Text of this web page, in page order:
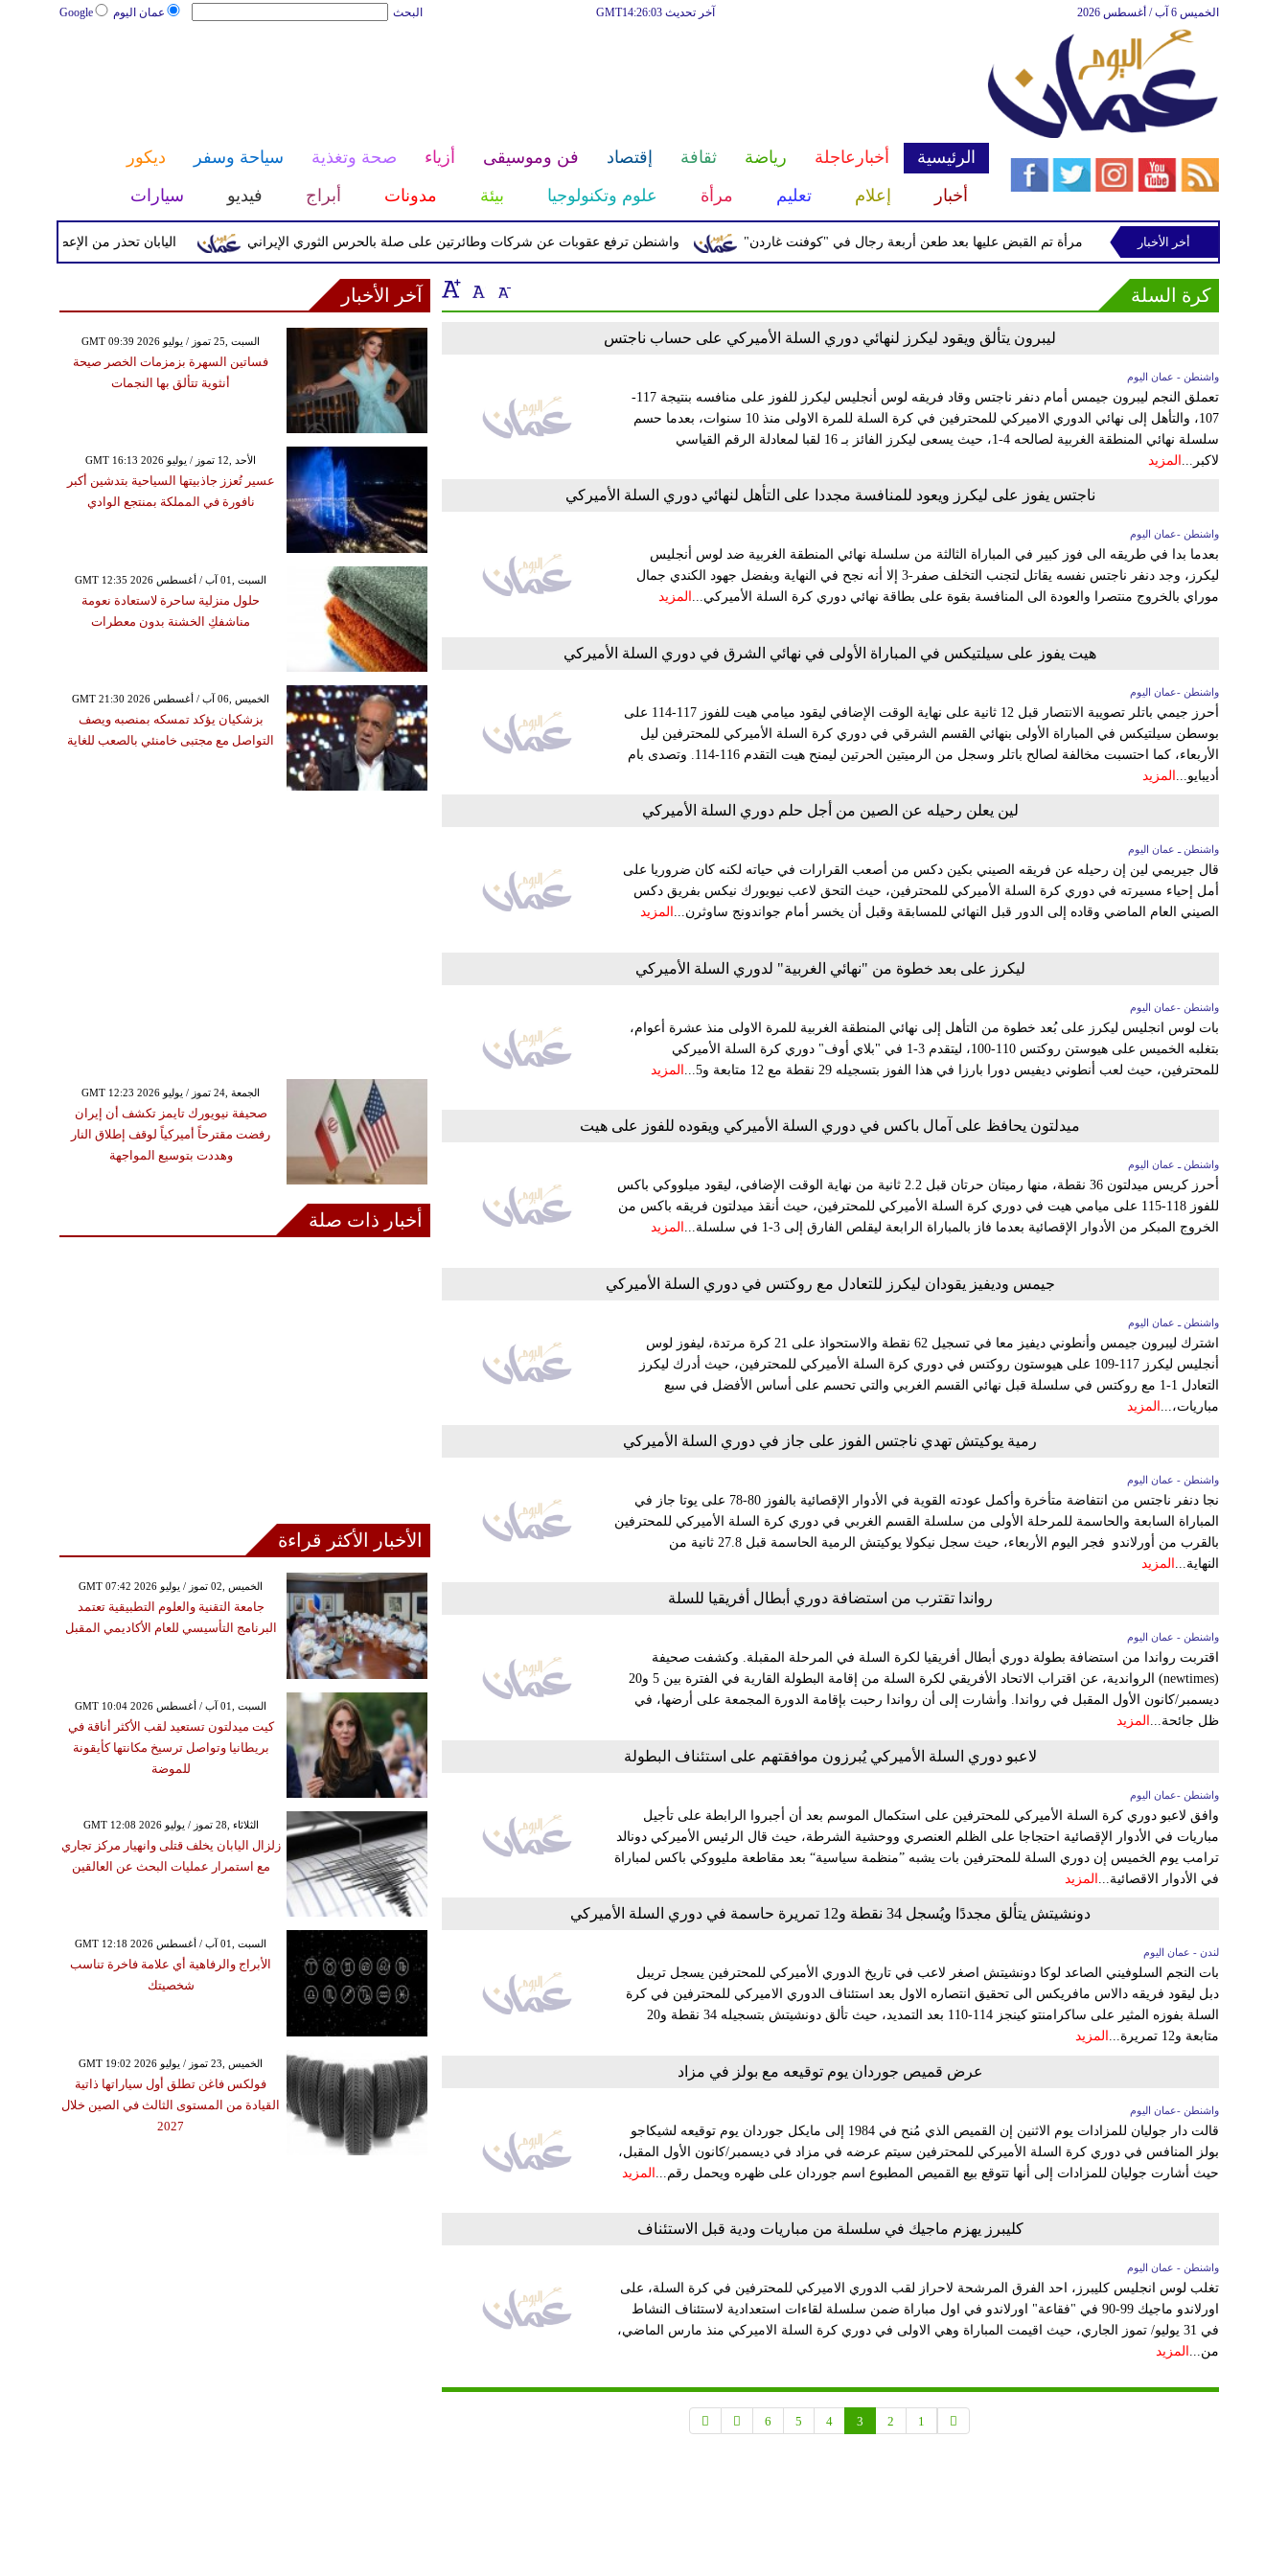
عمان اليوم Google البحث آخر تحديث GMT14:26:03 الخميس 6 آب / أغسطس 2026
الرئيسية أخبارعاجلة رياضة ثقافة إقتصاد فن وموسيقى أزياء صحة وتغذية سياحة وسفر
ديكور
أخبار
إعلام تعليم مرأة علوم وتكنولوجيا بيئة مدونات أبراج فيديو سيارات
اليابان تحذر من الإعصار دولفين واشنطن ترفع عقوبات عن شركات وطائرتين على صلة بالحرس الثوري الإيراني الشرطة تعتقل إمرأة تم القبض عليها بعد طعن أربعة رجال في "كوفنت غاردن"
أخر الأخبار
كرة السلة
ليبرون يتألق ويقود ليكرز لنهائي دوري السلة الأميركي على حساب ناجتس
واشنطن - عمان اليوم
تعملق النجم ليبرون جيمس أمام دنفر ناجتس وقاد فريقه لوس أنجليس ليكرز للفوز على منافسه بنتيجة 117-
107، والتأهل إلى نهائي الدوري الاميركي للمحترفين في كرة السلة للمرة الاولى منذ 10 سنوات، بعدما حسم
سلسلة نهائي المنطقة الغربية لصالحه 4-1، حيث يسعى ليكرز الفائز بـ 16 لقبا لمعادلة الرقم القياسي
لاكبر... المزيد
ناجتس يفوز على ليكرز ويعود للمنافسة مجددا على التأهل لنهائي دوري السلة الأميركي
واشنطن -عمان اليوم
بعدما بدا في طريقه الى فوز كبير في المباراة الثالثة من سلسلة نهائي المنطقة الغربية ضد لوس أنجليس
ليكرز، وجد دنفر ناجتس نفسه يقاتل لتجنب التخلف صفر-3 إلا أنه نجح في النهاية وبفضل جهود الكندي جمال
موراي بالخروج منتصرا والعودة الى المنافسة بقوة على بطاقة نهائي دوري كرة السلة الأميركي... المزيد
هيت يفوز على سيلتيكس في المباراة الأولى في نهائي الشرق في دوري السلة الأميركي
واشنطن -عمان اليوم
أحرز جيمي باتلر تصويبة الانتصار قبل 12 ثانية على نهاية الوقت الإضافي ليقود ميامي هيت للفوز 117-114 على
بوسطن سيلتيكس في المباراة الأولى بنهائي القسم الشرقي في دوري كرة السلة الأميركي للمحترفين ليل
الأربعاء، كما احتسبت مخالفة لصالح باتلر وسجل من الرميتين الحرتين ليمنح هيت التقدم 116-114. وتصدى بام
أديبايو...
المزيد
لين يعلن رحيله عن الصين من أجل حلم دوري السلة الأميركي
واشنطن ـ عمان اليوم
قال جيريمي لين إن رحيله عن فريقه الصيني بكين دكس من أصعب القرارات في حياته لكنه كان ضروريا على
أمل إحياء مسيرته في دوري كرة السلة الأميركي للمحترفين، حيث التحق لاعب نيويورك نيكس بفريق دكس
الصيني العام الماضي وقاده إلى الدور قبل النهائي للمسابقة وقبل أن يخسر أمام جواندونج ساوثرن... المزيد
ليكرز على بعد خطوة من "نهائي الغربية" لدوري السلة الأميركي
واشنطن -عمان اليوم
بات لوس انجليس ليكرز على بُعد خطوة من التأهل إلى نهائي المنطقة الغربية للمرة الاولى منذ عشرة أعوام،
بتغلبه الخميس على هيوستن روكتس 110-100، ليتقدم 3-1 في "بلاي أوف" دوري كرة السلة الأميركي
للمحترفين، حيث لعب أنطوني ديفيس دورا بارزا في هذا الفوز بتسجيله 29 نقطة مع 12 متابعة و5...
المزيد
ميدلتون يحافظ على آمال باكس في دوري السلة الأميركي ويقوده للفوز على هيت
واشنطن ـ عمان اليوم
أحرز كريس ميدلتون 36 نقطة، منها رميتان حرتان قبل 2.2 ثانية من نهاية الوقت الإضافي، ليقود ميلووكي باكس
للفوز 118-115 على ميامي هيت في دوري كرة السلة الأميركي للمحترفين، حيث أنقذ ميدلتون فريقه باكس من
الخروج المبكر من الأدوار الإقصائية بعدما فاز بالمباراة الرابعة ليقلص الفارق إلى 3-1 في سلسلة...
المزيد
جيمس وديفيز يقودان ليكرز للتعادل مع روكتس في دوري السلة الأميركي
واشنطن ـ عمان اليوم
اشترك ليبرون جيمس وأنطوني ديفيز معا في تسجيل 62 نقطة والاستحواذ على 21 كرة مرتدة، ليفوز لوس
أنجليس ليكرز 117-109 على هيوستون روكتس في دوري كرة السلة الأميركي للمحترفين، حيث أدرك ليكرز
التعادل 1-1 مع روكتس في سلسلة قبل نهائي القسم الغربي والتي تحسم على أساس الأفضل في سبع
مباريات،... المزيد
رمية يوكيتش تهدي ناجتس الفوز على جاز في دوري السلة الأميركي
واشنطن - عمان اليوم
نجا دنفر ناجتس من انتفاضة متأخرة وأكمل عودته القوية في الأدوار الإقصائية بالفوز 80-78 على يوتا جاز في
المباراة السابعة والحاسمة للمرحلة الأولى من سلسلة القسم الغربي في دوري كرة السلة الأميركي للمحترفين
بالقرب من أورلاندو فجر اليوم الأربعاء، حيث سجل نيكولا يوكيتش الرمية الحاسمة قبل 27.8 ثانية من
النهاية...
المزيد
رواندا تقترب من استضافة دوري أبطال أفريقيا للسلة
واشنطن - عمان اليوم
اقتربت رواندا من استضافة بطولة دوري أبطال أفريقيا لكرة السلة في المرحلة المقبلة. وكشفت صحيفة
(newtimes) الرواندية، عن اقتراب الاتحاد الأفريقي لكرة السلة من إقامة البطولة القارية في الفترة بين 5 و20
ديسمبر/كانون الأول المقبل في رواندا. وأشارت إلى أن رواندا رحبت بإقامة الدورة المجمعة على أرضها، في
ظل جائحة... المزيد
لاعبو دوري السلة الأميركي يُبرزون موافقتهم على استئناف البطولة
واشنطن -عمان اليوم
وافق لاعبو دوري كرة السلة الأميركي للمحترفين على استكمال الموسم بعد أن أجبروا الرابطة على تأجيل
مباريات في الأدوار الإقصائية احتجاجا على الظلم العنصري ووحشية الشرطة، حيث قال الرئيس الأميركي دونالد
ترامب يوم الخميس إن دوري السلة للمحترفين بات يشبه ”منظمة سياسية“ بعد مقاطعة مليووكي باكس لمباراة
في الأدوار الاقصائية...
المزيد
دونشيتش يتألق مجددًا ويُسجل 34 نقطة و12 تمريرة حاسمة في دوري السلة الأميركي
لندن - عمان اليوم
بات النجم السلوفيني الصاعد لوكا دونشيتش اصغر لاعب في تاريخ الدوري الأميركي للمحترفين يسجل تريبل
دبل ليقود فريقه دالاس مافريكس الى تحقيق انتصاره الاول بعد استئناف الدوري الاميركي للمحترفين في كرة
السلة بفوزه المثير على ساكرامنتو كينجز 114-110 بعد التمديد، حيث تألق دونشيتش بتسجيله 34 نقطة و20
متابعة و12 تمريرة...
المزيد
عرض قميص جوردان يوم توقيعه مع بولز في مزاد
واشنطن -عمان اليوم
قالت دار جوليان للمزادات يوم الاثنين إن القميص الذي مُنح في 1984 إلى مايكل جوردان يوم توقيعه لشيكاجو
بولز المنافس في دوري كرة السلة الأميركي للمحترفين سيتم عرضه في مزاد في ديسمبر/كانون الأول المقبل،
حيث أشارت جوليان للمزادات إلى أنها تتوقع بيع القميص المطبوع اسم جوردان على ظهره ويحمل رقم... المزيد
كليبرز يهزم ماجيك في سلسلة من مباريات ودية قبل الاستئناف
واشنطن - عمان اليوم
تغلب لوس انجليس كليبرز، احد الفرق المرشحة لاحراز لقب الدوري الاميركي للمحترفين في كرة السلة، على
اورلاندو ماجيك 99-90 في "فقاعة" اورلاندو في اول مباراة ضمن سلسلة لقاءات استعدادية لاستئناف النشاط
في 31 يوليو/ تموز الجاري، حيث اقيمت المباراة وهي الاولى في دوري كرة السلة الاميركي منذ مارس الماضي،
من... المزيد
1
2
3
4
5
6
آخر الأخبار
GMT 09:39 2026 السبت ,25 تموز / يوليو
فساتين السهرة بزمزمات الخصر صيحة
أنثوية تتألق بها النجمات
GMT 16:13 2026 الأحد ,12 تموز / يوليو
عسير تُعزز جاذبيتها السياحية بتدشين أكبر
نافورة في المملكة بمنتجع الوادي
GMT 12:35 2026 السبت ,01 آب / أغسطس
حلول منزلية ساحرة لاستعادة نعومة
مناشفكِ الخشنة بدون معطرات
GMT 21:30 2026 الخميس ,06 آب / أغسطس
بزشكيان يؤكد تمسكه بمنصبه ويصف
التواصل مع مجتبى خامنئي بالصعب للغاية
GMT 12:23 2026 الجمعة ,24 تموز / يوليو
صحيفة نيويورك تايمز تكشف أن إيران
رفضت مقترحاً أميركياً لوقف إطلاق النار
وهددت بتوسيع المواجهة
أخبار ذات صلة
الأخبار الأكثر قراءة
GMT 07:42 2026 الخميس ,02 تموز / يوليو
جامعة التقنية والعلوم التطبيقية تعتمد
البرنامج التأسيسي للعام الأكاديمي المقبل
GMT 10:04 2026 السبت ,01 آب / أغسطس
كيت ميدلتون تستعيد لقب الأكثر أناقة في
بريطانيا وتواصل ترسيخ مكانتها كأيقونة
للموضة
GMT 12:08 2026 الثلاثاء ,28 تموز / يوليو
زلزال اليابان يخلف قتلى وانهيار مركز تجاري
مع استمرار عمليات البحث عن العالقين
GMT 12:18 2026 السبت ,01 آب / أغسطس
الأبراج والرفاهية أي علامة فاخرة تناسب
شخصيتك
GMT 19:02 2026 الخميس ,23 تموز / يوليو
فولكس فاغن تطلق أول سياراتها ذاتية
القيادة من المستوى الثالث في الصين خلال
2027